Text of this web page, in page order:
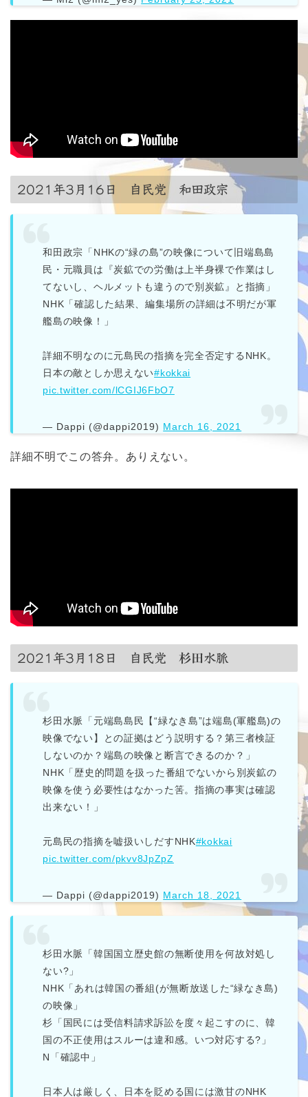
2021年3月16日 自民党 和田政宗
和田政宗「NHKの“緑の島”の映像について旧端島島
民・元職員は『炭鉱での労働は上半身裸で作業はし
てないし、ヘルメットも違うので別炭鉱』と指摘」
NHK「確認した結果、編集場所の詳細は不明だが軍
艦島の映像！」
詳細不明なのに元島民の指摘を完全否定するNHK。
日本の敵としか思えない#kokkai
pic.twitter.com/lCGIJ6FbO7
— Dappi (@dappi2019) March 16, 2021
詳細不明でこの答弁。ありえない。
2021年3月18日 自民党 杉田水脈
杉田水脈「元端島島民【“緑なき島”は端島(軍艦島)の
映像でない】との証拠はどう説明する？第三者検証
しないのか？端島の映像と断言できるのか？」
NHK「歴史的問題を扱った番組でないから別炭鉱の
映像を使う必要性はなかった筈。指摘の事実は確認
出来ない！」
元島民の指摘を嘘扱いしだすNHK#kokkai
pic.twitter.com/pkvv8JpZpZ
— Dappi (@dappi2019) March 18, 2021
杉田水脈「韓国国立歴史館の無断使用を何故対処し
ない?」
NHK「あれは韓国の番組(が無断放送した“緑なき島)
の映像」
杉「国民には受信料請求訴訟を度々起こすのに、韓
国の不正使用はスルーは違和感。いつ対応する?」
N「確認中」
日本人は厳しく、日本を貶める国には激甘のNHK